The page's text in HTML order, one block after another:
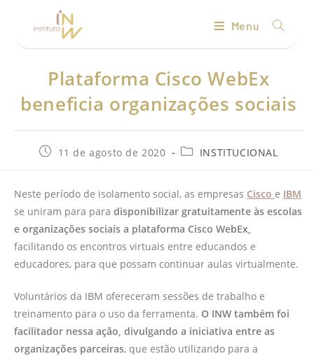
Menu
Plataforma Cisco WebEx
beneficia organizações sociais
11 de agosto de 2020 INSTITUCIONAL
Neste período de isolamento social, as empresas Cisco e IBM
se uniram para para disponibilizar gratuitamente às escolas
e organizações sociais a plataforma Cisco WebEx,
facilitando os encontros virtuais entre educandos e
educadores, para que possam continuar aulas virtualmente.
Voluntários da IBM ofereceram sessões de trabalho e
treinamento para o uso da ferramenta. O INW também foi
facilitador nessa ação, divulgando a iniciativa entre as
organizações parceiras, que estão utilizando para a